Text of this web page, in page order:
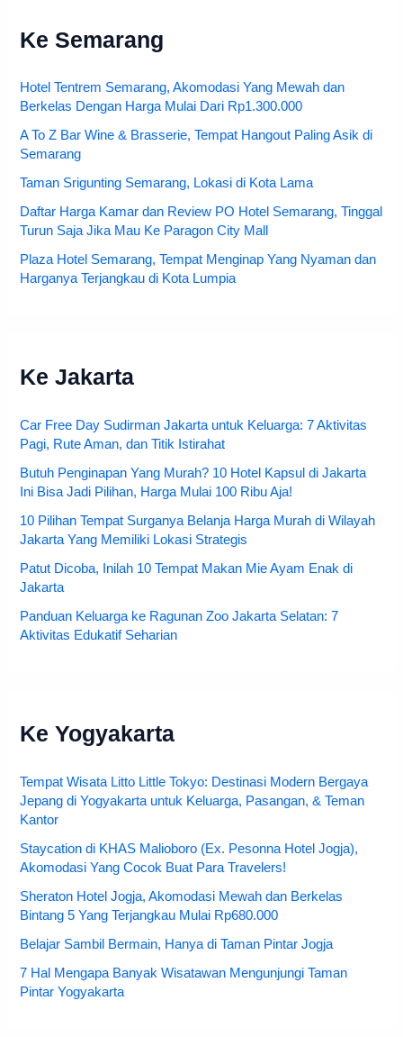
Ke Semarang
Hotel Tentrem Semarang, Akomodasi Yang Mewah dan
Berkelas Dengan Harga Mulai Dari Rp1.300.000
A To Z Bar Wine & Brasserie, Tempat Hangout Paling Asik di
Semarang
Taman Srigunting Semarang, Lokasi di Kota Lama
Daftar Harga Kamar dan Review PO Hotel Semarang, Tinggal
Turun Saja Jika Mau Ke Paragon City Mall
Plaza Hotel Semarang, Tempat Menginap Yang Nyaman dan
Harganya Terjangkau di Kota Lumpia
Ke Jakarta
Car Free Day Sudirman Jakarta untuk Keluarga: 7 Aktivitas
Pagi, Rute Aman, dan Titik Istirahat
Butuh Penginapan Yang Murah? 10 Hotel Kapsul di Jakarta
Ini Bisa Jadi Pilihan, Harga Mulai 100 Ribu Aja!
10 Pilihan Tempat Surganya Belanja Harga Murah di Wilayah
Jakarta Yang Memiliki Lokasi Strategis
Patut Dicoba, Inilah 10 Tempat Makan Mie Ayam Enak di
Jakarta
Panduan Keluarga ke Ragunan Zoo Jakarta Selatan: 7
Aktivitas Edukatif Seharian
Ke Yogyakarta
Tempat Wisata Litto Little Tokyo: Destinasi Modern Bergaya
Jepang di Yogyakarta untuk Keluarga, Pasangan, & Teman
Kantor
Staycation di KHAS Malioboro (Ex. Pesonna Hotel Jogja),
Akomodasi Yang Cocok Buat Para Travelers!
Sheraton Hotel Jogja, Akomodasi Mewah dan Berkelas
Bintang 5 Yang Terjangkau Mulai Rp680.000
Belajar Sambil Bermain, Hanya di Taman Pintar Jogja
7 Hal Mengapa Banyak Wisatawan Mengunjungi Taman
Pintar Yogyakarta